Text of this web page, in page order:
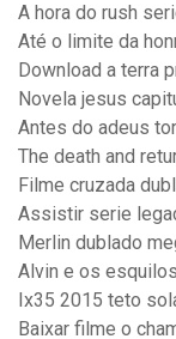
A hora do rush
Até o limite da
Download a terra
Novela jesus
Antes do adeus
The death and
Filme cruzada
Assistir serie
Merlin dublado
Alvin e os
Ix35 2015 teto
Baixar filme o